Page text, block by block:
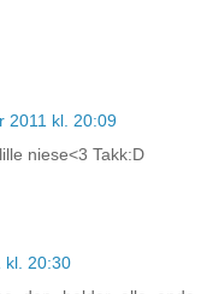
2011 kl. 20:09
niese<3 Takk:D
kl. 20:30